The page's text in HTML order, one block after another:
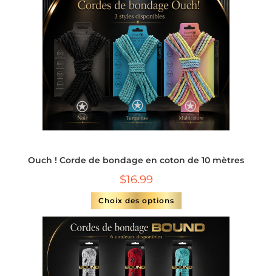
Ouch ! Corde de bondage en coton de 10 mètres
$16.99
Choix des options